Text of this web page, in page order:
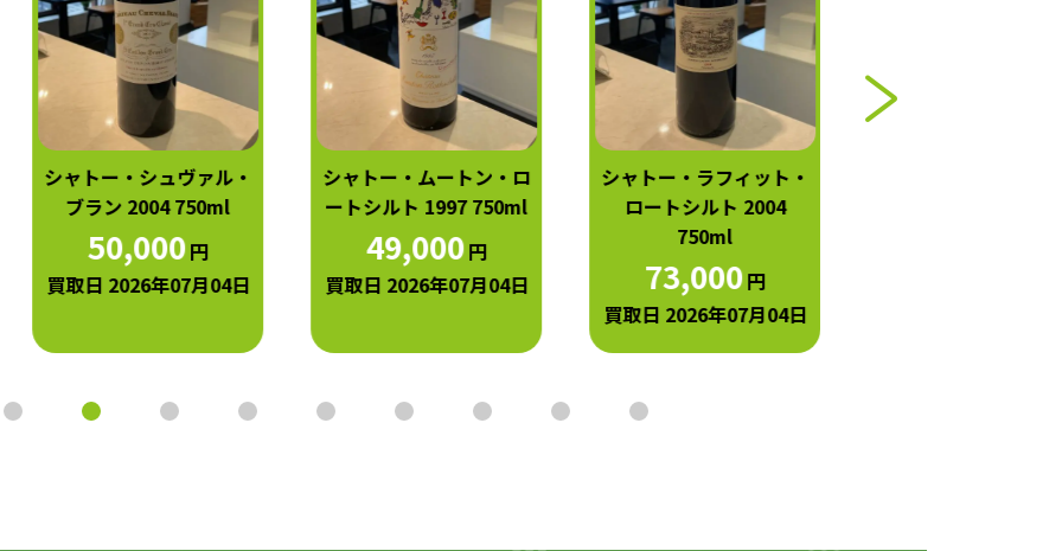
シャトー・シュヴァル・
ブラン 2004 750ml
50,000円
買取日 2026年07月04日
シャトー・ムートン・ロ
ートシルト 1997 750ml
49,000円
買取日 2026年07月04日
シャトー・ラフィット・
ロートシルト 2004
750ml
73,000円
買取日 2026年07月04日